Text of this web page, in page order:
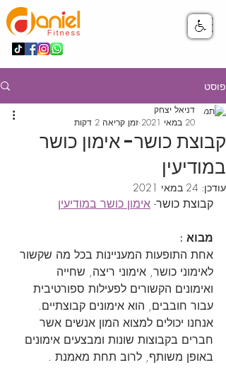
פוסט
קבוצת כושר- אימון כושר
במודיעין
דניאל יצחק
20 במאי 2021
זמן קריאה 2 דקות
עודכן: 24 במאי 2021
קבוצת כושר- אימון כושר במודיעין
מבוא :
אחת התופעות המעניינות בכל מה שקשור
לאימוני כושר, אימוני ריצה, שחייה
ואימונים הקשורים לפעילות ספורטיבית
עבור חובבים, הוא אימונים קבוצתיים.
אנחנו יכולים למצוא המון אנשים אשר
חברים בקבוצות שונות ומבצעים אימונים
באופן משותף, לרוב תחת מאמנת .